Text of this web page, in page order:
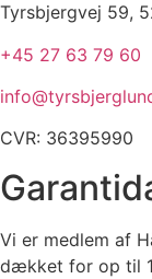
Tyrsbjergvej 59,
+45 27 63 79 60​
CVR: 36395990
Vi er medlem af
dækket for op til